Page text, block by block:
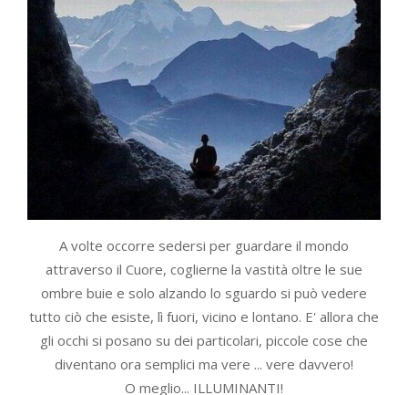
A volte occorre sedersi per guardare il mondo
attraverso il Cuore, coglierne la vastità oltre le sue
ombre buie e solo alzando lo sguardo si può vedere
tutto ciò che esiste, lì fuori, vicino e lontano. E' allora che
gli occhi si posano su dei particolari, piccole cose che
diventano ora semplici ma vere ... vere davvero!
O meglio... ILLUMINANTI!